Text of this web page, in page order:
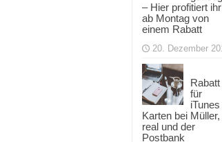
– Hier profitiert ihr
ab Montag von
einem Rabatt
20. Dezember
Rabatt
für
iTunes
Karten bei Müller,
real und der
Postbank